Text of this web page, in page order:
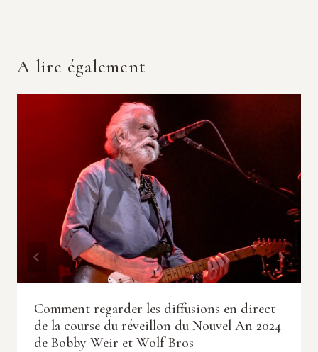
A lire également
Comment regarder les diffusions en direct
de la course du réveillon du Nouvel An 2024
de Bobby Weir et Wolf Bros